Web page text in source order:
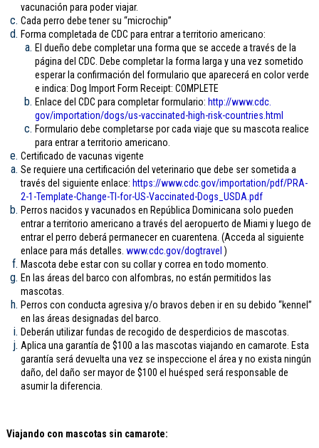
vacunación para poder viajar.
Cada perro debe tener su “microchip”
Forma completada de CDC para entrar a territorio americano:
El dueño debe completar una forma que se accede a través de la
página del CDC. Debe completar la forma larga y una vez sometido
esperar la confirmación del formulario que aparecerá en color verde
e indica: Dog Import Form Receipt: COMPLETE
Enlace del CDC para completar formulario: http://www.cdc.
gov/importation/dogs/us-vaccinated-high-risk-countries.html
Formulario debe completarse por cada viaje que su mascota realice
para entrar a territorio americano.
Certificado de vacunas vigente
Se requiere una certificación del veterinario que debe ser sometida a
través del siguiente enlace: https://www.cdc.gov/importation/pdf/PRA-
2-1-Template-Change-TI-for-US-Vaccinated-Dogs_USDA.pdf
Perros nacidos y vacunados en República Dominicana solo pueden
entrar a territorio americano a través del aeropuerto de Miami y luego de
entrar el perro deberá permanecer en cuarentena. (Acceda al siguiente
enlace para más detalles. www.cdc.gov/dogtravel )
Mascota debe estar con su collar y correa en todo momento.
En las áreas del barco con alfombras, no están permitidos las
mascotas.
Perros con conducta agresiva y/o bravos deben ir en su debido “kennel”
en las áreas designadas del barco.
Deberán utilizar fundas de recogido de desperdicios de mascotas.
Aplica una garantía de $100 a las mascotas viajando en camarote. Esta
garantía será devuelta una vez se inspeccione el área y no exista ningún
daño, del daño ser mayor de $100 el huésped será responsable de
asumir la diferencia.
Viajando con mascotas sin camarote: